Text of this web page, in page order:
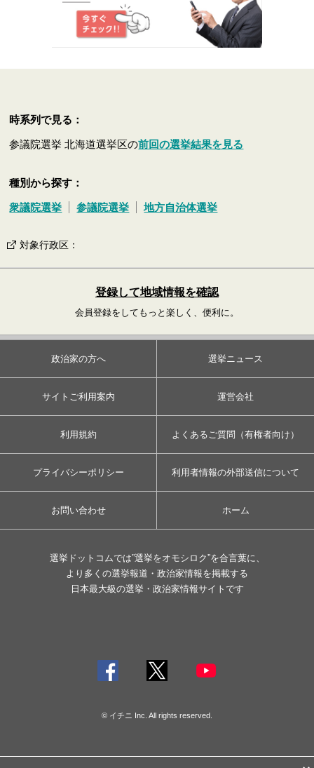
時系列で見る：
参議院選挙 北海道選挙区の前回の選挙結果を見る
種別から探す：
衆議院選挙 参議院選挙 地方自治体選挙
対象行政区 ：
登録して地域情報を確認
会員登録をしてもっと楽しく、便利に。
政治家の方へ 選挙ニュース
サイトご利用案内 運営会社
利用規約 よくあるご質問（有権者向け）
プライバシーポリシー 利用者情報の外部送信について
お問い合わせ ホーム
選挙ドットコムでは”選挙をオモシロク”を合言葉に、
より多くの選挙報道・政治家情報を掲載する
日本最大級の選挙・政治家情報サイトです
© イチニ Inc. All rights reserved.